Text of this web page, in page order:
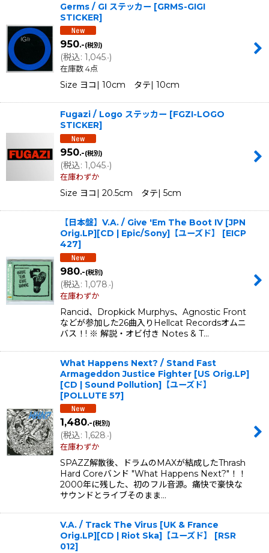
Germs / GI ステッカー [GRMS-GIGI
STICKER]
950.-(税別)
(税込: 1,045.-)
在庫数 4点
Size ヨコ| 10cm タテ| 10cm
Fugazi / Logo ステッカー [FGZI-LOGO
STICKER]
950.-(税別)
(税込: 1,045.-)
在庫わずか
Size ヨコ| 20.5cm タテ| 5cm
【日本盤】V.A. / Give 'Em The Boot IV [JPN
Orig.LP][CD | Epic/Sony]【ユーズド】
[EICP
427]
980.-(税別)
(税込: 1,078.-)
在庫わずか
Rancid、Dropkick Murphys、Agnostic Front
などが参加した26曲入りHellcat Recordsオムニ
バス！! ※ 解説・オビ付き Notes & T…
What Happens Next? / Stand Fast
Armageddon Justice Fighter [US Orig.LP]
[CD | Sound Pollution]【ユーズド】
[POLLUTE 57]
1,480.-(税別)
(税込: 1,628.-)
在庫わずか
SPAZZ解散後、ドラムのMAXが結成したThrash
Hard Coreバンド "What Happens Next?"！！
2000年に残した、初のフル音源。痛快で豪快な
サウンドとライブそのまま…
V.A. / Track The Virus [UK & France
Orig.LP][CD | Riot Ska]【ユーズド】
[RSR
012]